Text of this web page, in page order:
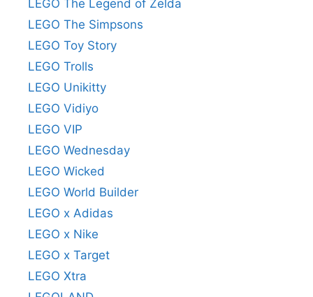
LEGO The Legend of Zelda
LEGO The Simpsons
LEGO Toy Story
LEGO Trolls
LEGO Unikitty
LEGO Vidiyo
LEGO VIP
LEGO Wednesday
LEGO Wicked
LEGO World Builder
LEGO x Adidas
LEGO x Nike
LEGO x Target
LEGO Xtra